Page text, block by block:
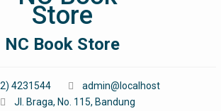
NC Book Store
4231544
admin@localhost
Jl. Braga, No. 115, Bandung